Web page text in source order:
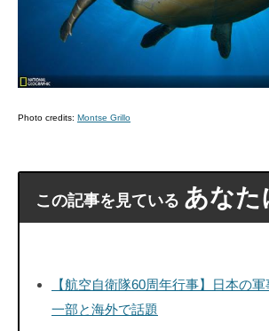
Photo credits: Montse Grillo
この記事を見ている あなた
【航空自衛隊60周年行事】日本の
一部と海外で話題